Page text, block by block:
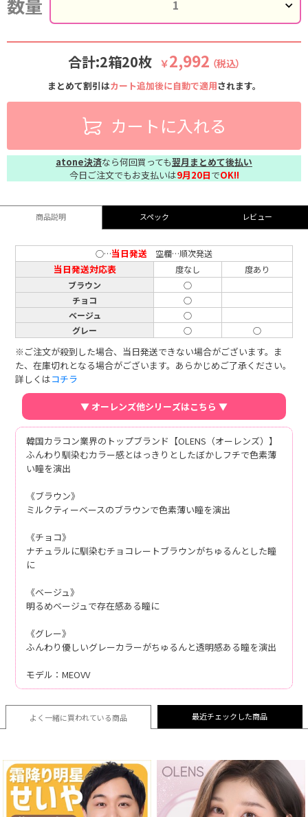
合計:2箱20枚 ￥2,992 （税込）
まとめて割引はカート追加後に自動で適用されます。
カートに入れる
atone決済なら何回買っても翌月まとめて後払い
今日ご注文でもお支払いは9月20日でOK!!
商品説明 スペック レビュー
○…当日発送 空欄…順次発送
当日発送対応表 度なし
度あり
ブラウン
○
チョコ
○
ベージュ
○
グレー
○ ○
※ご注文が殺到した場合、当日発送できない場合がございます。ま
た、在庫切れとなる場合がございます。あらかじめご了承ください。
詳しくはコチラ
▼ オーレンズ他シリーズはこちら ▼
韓国カラコン業界のトップブランド【OLENS（オーレンズ）】
ふんわり馴染むカラー感とはっきりとしたぼかしフチで色素薄
い瞳を演出
《ブラウン》
ミルクティーベースのブラウンで色素薄い瞳を演出
《チョコ》
ナチュラルに馴染むチョコレートブラウンがちゅるんとした瞳
に
《ベージュ》
明るめベージュで存在感ある瞳に
《グレー》
ふんわり優しいグレーカラーがちゅるんと透明感ある瞳を演出
モデル：MEOVV
よく一緒に買われている商品 最近チェックした商品